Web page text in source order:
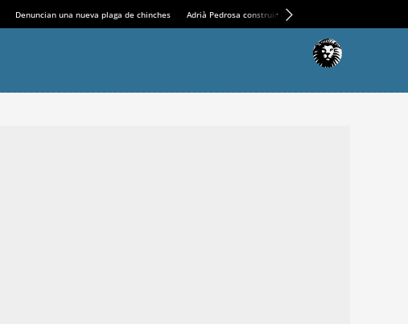
Denuncian una nueva plaga de chinches Adrià Pedrosa construirá la nueva residencia en el